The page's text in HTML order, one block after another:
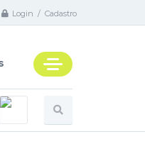
Login / Cadastro